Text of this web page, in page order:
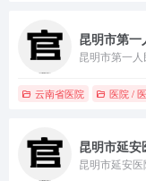
昆明市第一
昆明市第一人
云南省医院 医院 /
昆明市延安
昆明市延安医